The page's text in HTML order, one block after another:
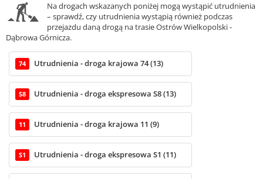
Na drogach wskazanych poniżej mogą wystąpić utrudnienia
– sprawdź, czy utrudnienia wystąpią również podczas
przejazdu daną drogą na trasie Ostrów Wielkopolski -
Dąbrowa Górnicza.
74 Utrudnienia - droga krajowa 74 (13)
S8 Utrudnienia - droga ekspresowa S8 (13)
11 Utrudnienia - droga krajowa 11 (9)
S1 Utrudnienia - droga ekspresowa S1 (11)